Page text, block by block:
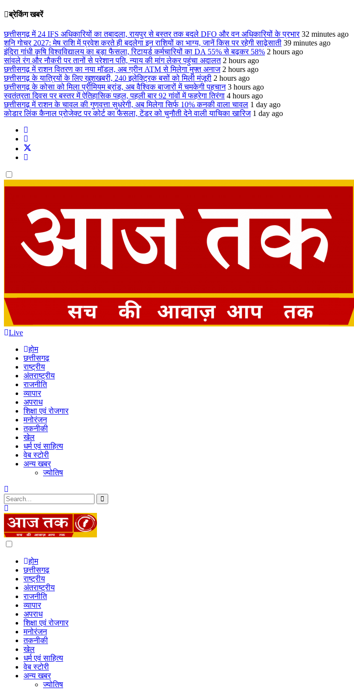
ब्रेकिंग खबरें
छत्तीसगढ़ में 24 IFS अधिकारियों का तबादला, रायपुर से बस्तर तक बदले DFO और वन अधिकारियों के प्रभार 32 minutes ago
शनि गोचर 2027: मेष राशि में प्रवेश करते ही बदलेगा इन राशियों का भाग्य, जानें किस पर रहेगी साढ़ेसाती 39 minutes ago
इंदिरा गांधी कृषि विश्वविद्यालय का बड़ा फैसला, रिटायर्ड कर्मचारियों का DA 55% से बढ़कर 58% 2 hours ago
सांवले रंग और नौकरी पर तानों से परेशान पति, न्याय की मांग लेकर पहुंचा अदालत 2 hours ago
छत्तीसगढ़ में राशन वितरण का नया मॉडल, अब ग्रीन ATM से मिलेगा मुफ्त अनाज 2 hours ago
छत्तीसगढ़ के यात्रियों के लिए खुशखबरी, 240 इलेक्ट्रिक बसों को मिली मंजूरी 2 hours ago
छत्तीसगढ़ के कोसा को मिला प्रीमियम ब्रांड, अब वैश्विक बाजारों में चमकेगी पहचान 3 hours ago
स्वतंत्रता दिवस पर बस्तर में ऐतिहासिक पहल, पहली बार 92 गांवों में फहरेगा तिरंगा 4 hours ago
छत्तीसगढ़ में राशन के चावल की गुणवत्ता सुधरेगी, अब मिलेगा सिर्फ 10% कनकी वाला चावल 1 day ago
कोडार लिंक कैनाल प्रोजेक्ट पर कोर्ट का फैसला, टेंडर को चुनौती देने वाली याचिका खारिज 1 day ago
Dark
mode
Live
होम
छत्तीसगढ़
राष्ट्रीय
अंतराष्ट्रीय
राजनीति
व्यापार
अपराध
शिक्षा एवं रोजगार
मनोरंजन
तकनीकी
खेल
धर्म एवं साहित्य
वेब स्टोरी
अन्य खबर
ज्योतिष
Dark
होम
छत्तीसगढ़
राष्ट्रीय
अंतराष्ट्रीय
राजनीति
व्यापार
अपराध
शिक्षा एवं रोजगार
मनोरंजन
तकनीकी
खेल
धर्म एवं साहित्य
वेब स्टोरी
अन्य खबर
ज्योतिष